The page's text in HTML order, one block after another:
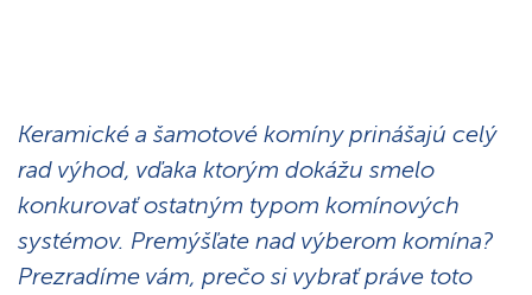
Keramické a šamotové komíny prinášajú celý
rad výhod, vďaka ktorým dokážu smelo
konkurovať ostatným typom komínových
systémov. Premýšľate nad výberom komína?
Prezradíme vám, prečo si vybrať práve toto